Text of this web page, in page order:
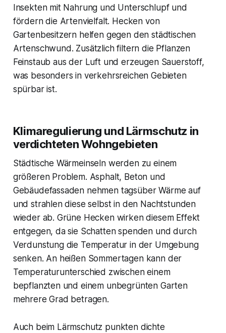
Insekten mit Nahrung und Unterschlupf und
fördern die Artenvielfalt. Hecken von
Gartenbesitzern helfen gegen den städtischen
Artenschwund. Zusätzlich filtern die Pflanzen
Feinstaub aus der Luft und erzeugen Sauerstoff,
was besonders in verkehrsreichen Gebieten
spürbar ist.
Klimaregulierung und Lärmschutz in
verdichteten Wohngebieten
Städtische Wärmeinseln werden zu einem
größeren Problem. Asphalt, Beton und
Gebäudefassaden nehmen tagsüber Wärme auf
und strahlen diese selbst in den Nachtstunden
wieder ab. Grüne Hecken wirken diesem Effekt
entgegen, da sie Schatten spenden und durch
Verdunstung die Temperatur in der Umgebung
senken. An heißen Sommertagen kann der
Temperaturunterschied zwischen einem
bepflanzten und einem unbegrünten Garten
mehrere Grad betragen.
Auch beim Lärmschutz punkten dichte